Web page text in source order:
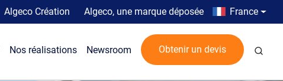
Top menu
Algeco Création Algeco, une marque déposée Country menu
France
Nos réalisations Newsroom Obtenir un devis